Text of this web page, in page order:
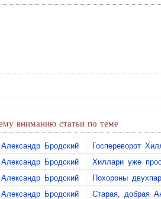
вниманию статьи по теме
Александр Бродский Госпереворот
Александр Бродский Хиллари уже
Александр Бродский Похороны
Александр Бродский Старая, добрая